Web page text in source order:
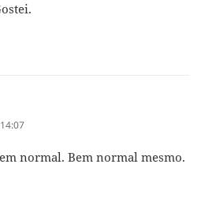
normal. Bem normal mesmo.